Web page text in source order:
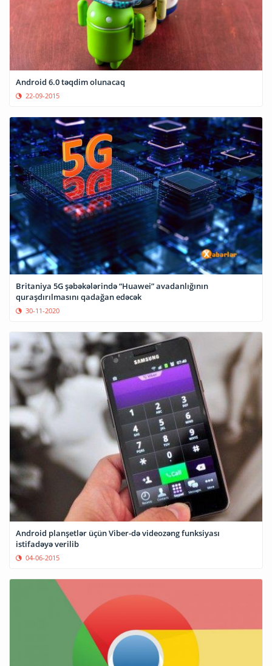
Android 6.0 təqdim olunacaq
22-09-2015
Britaniya 5G şəbəkələrində “Huawei” avadanlığının
quraşdırılmasını qadağan edəcək
30-11-2020
Android planşetlər üçün Viber-də videozəng funksiyası
istifadəyə verilib
04-06-2015